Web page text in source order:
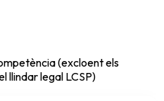
(excloent els
llindar legal LCSP)